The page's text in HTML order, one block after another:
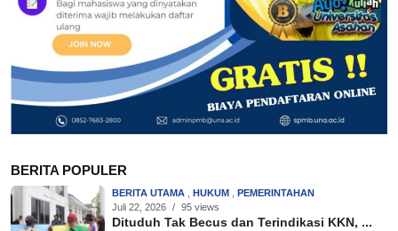
BERITA POPULER
BERITA UTAMA HUKUM
PEMERINTAHAN
Juli 22, 2026 / 95 views
Dituduh Tak Becus dan Terindikasi KKN, ...